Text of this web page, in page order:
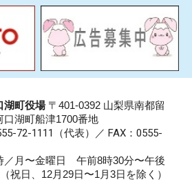
湖町役場〒401-0392 山梨県南都留
口湖町船津1700番地
72-1111 （代表）／ FAX：0555-
／月〜金曜日 午前8時30分〜午後
祝日、12月29日〜1月3日を除く）